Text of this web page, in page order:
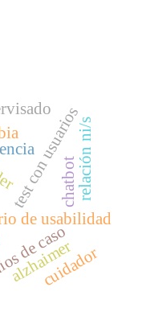
de usabilidad
test con usuarios
de caso
relación ni/s
chatbot
alzhaimer
cuidador